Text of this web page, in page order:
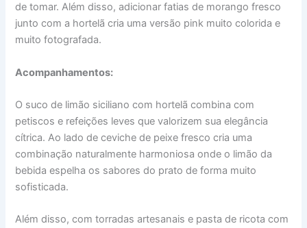
de tomar. Além disso, adicionar fatias de morango fresco
junto com a hortelã cria uma versão pink muito colorida e
muito fotografada.
Acompanhamentos:
O suco de limão siciliano com hortelã combina com
petiscos e refeições leves que valorizem sua elegância
cítrica. Ao lado de ceviche de peixe fresco cria uma
combinação naturalmente harmoniosa onde o limão da
bebida espelha os sabores do prato de forma muito
sofisticada.
Além disso, com torradas artesanais e pasta de ricota com